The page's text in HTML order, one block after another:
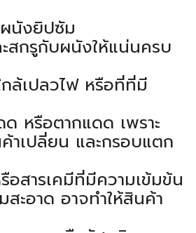
นังยิปซัม
สกรูกับผนังให้แน่นครบ
ล้เปลวไฟ หรือที่ที่มี
หรือตากแดด เพราะ
าเปลี่ยน และกรอบแตก
อสารเคมีที่มีความเข้มข้น
สะอาด อาจทำให้สินค้า